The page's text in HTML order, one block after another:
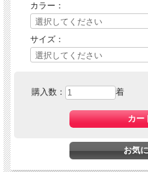
カラー：
サイズ：
購入数： 着